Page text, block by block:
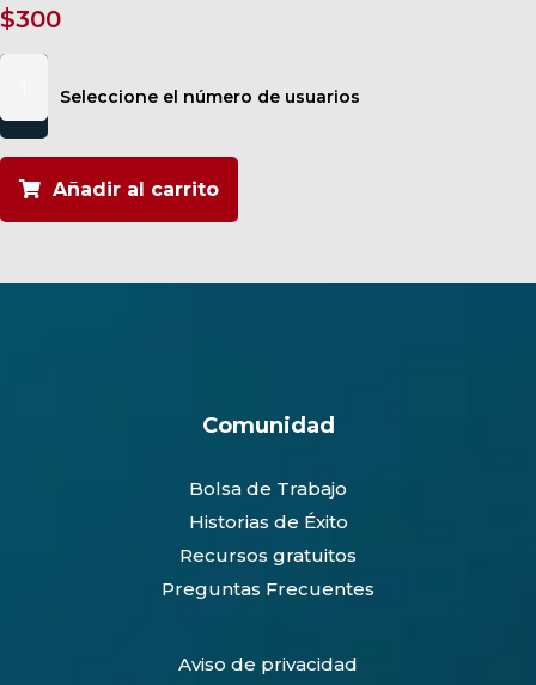
$300
Señales
compra
cantidad
Seleccione el número de usuarios
Añadir al carrito
Comunidad
Bolsa de Trabajo
Historias de Éxito
Recursos gratuitos
Preguntas Frecuentes
Aviso de privacidad